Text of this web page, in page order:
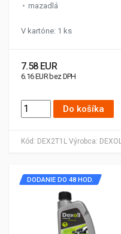
Kód: DEX2T1L Výrobca:
mazadlá
V kartóne: 1 ks
7.58 EUR
6.16 EUR bez DPH
Do košíka
DODANIE DO 48 HOD.